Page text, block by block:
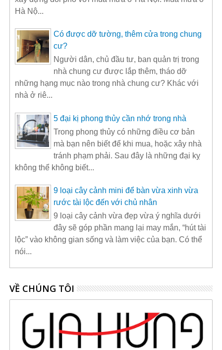
Hà Nộ...
Có được dỡ tường, thêm cửa trong chung
cư?
Người dân, chủ đầu tư, ban quản trị trong
nhà chung cư được lắp thêm, tháo dỡ
những hạng mục nào trong nhà chung cư? Khác với
nhà ở riê...
5 đại kị phong thủy cần nhớ trong nhà
Trong phong thủy có những điều cơ bản
mà bạn nên biết để khi mua, hoặc xây nhà
tránh phạm phải. Sau đây là những đại kỵ
không thể không biết...
9 loại cây cảnh mini để bàn vừa xinh vừa
rước tài lộc đến với chủ nhân
9 loại cây cảnh vừa đẹp vừa ý nghĩa dưới
đây sẽ góp phần mang lại may mắn, “hút tài
lộc” vào không gian sống và làm việc của bạn. Có thể
nói...
VỀ CHÚNG TÔI